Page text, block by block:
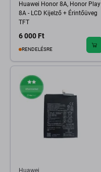
Huawei Honor 8A, Honor Play
8A - LCD Kijelző + Érintőüveg
TFT
6 000 Ft
RENDELÉSRE
Huawei